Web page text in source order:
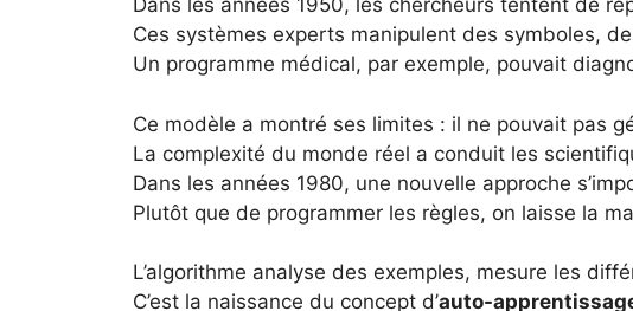
Dans les années 1950, les chercheurs tentent de
Ces systèmes experts manipulent des symboles,
Un programme médical, par exemple, pouvait
Ce modèle a montré ses limites : il ne pouvait pas
La complexité du monde réel a conduit les
Dans les années 1980, une nouvelle approche
Plutôt que de programmer les règles, on laisse la
L’algorithme analyse des exemples, mesure les
C’est la naissance du concept d’auto-